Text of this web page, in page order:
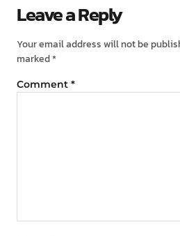
Leave a Reply
Your email address will not be
marked*
Comment *